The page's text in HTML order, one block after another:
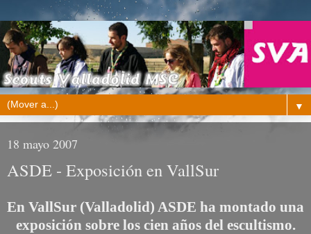
▼
18 mayo 2007
ASDE - Exposición en VallSur
En VallSur (Valladolid) ASDE ha montado una
exposición sobre los cien años del escultismo.